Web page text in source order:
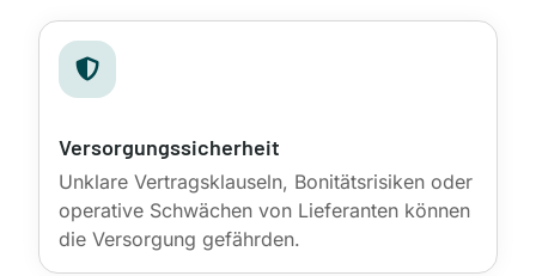

Versorgungssicherheit
Unklare Vertragsklauseln, Bonitätsrisiken oder
operative Schwächen von Lieferanten können
die Versorgung gefährden.